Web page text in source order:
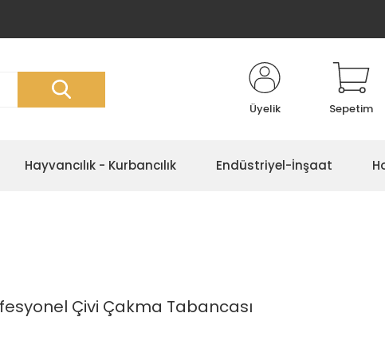
Üyelik Sepetim
Hayvancılık - Kurbancılık Endüstriyel-İnşaat
Çivi Çakma Tabancası